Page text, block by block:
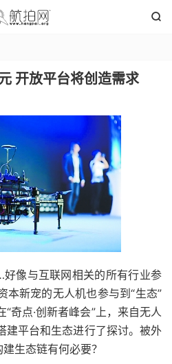

开放平台将创造需求
像与互联网相关的所有行业参
本新宠的无人机也参与到“生态”
奇点·创新者峰会”上，来自无人
建平台和生态进行了探讨。被外
生态链有何必要？